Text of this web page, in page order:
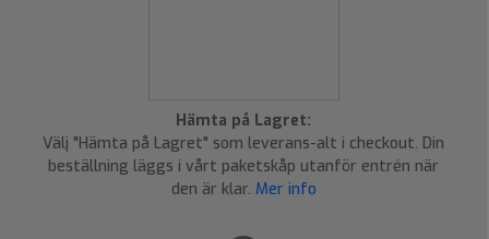
Hämta på Lagret:
Välj "Hämta på Lagret" som leverans-alt i checkout. Din
beställning läggs i vårt paketskåp utanför entrén när
den är klar. Mer info